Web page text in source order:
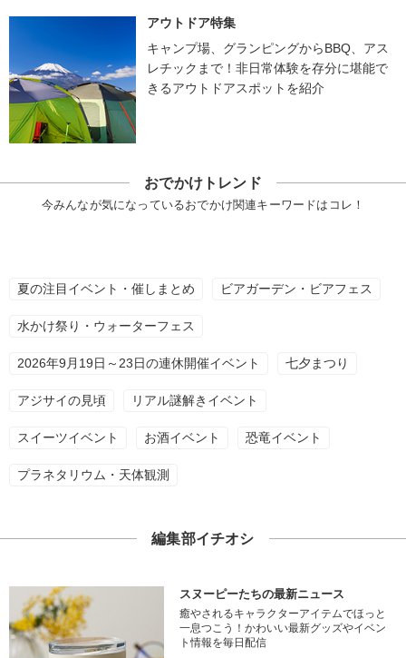
アウトドア特集
キャンプ場、グランピングからBBQ、アス
レチックまで！非日常体験を存分に堪能で
きるアウトドアスポットを紹介
おでかけトレンド
今みんなが気になっているおでかけ関連キーワードはコレ！
夏の注目イベント・催しまとめ ビアガーデン・ビアフェス
水かけ祭り・ウォーターフェス
2026年9月19日～23日の連休開催イベント 七夕まつり
アジサイの見頃 リアル謎解きイベント
スイーツイベント お酒イベント 恐竜イベント
プラネタリウム・天体観測
編集部イチオシ
スヌーピーたちの最新ニュース
癒やされるキャラクターアイテムでほっと
一息つこう！かわいい最新グッズやイベン
ト情報を毎日配信